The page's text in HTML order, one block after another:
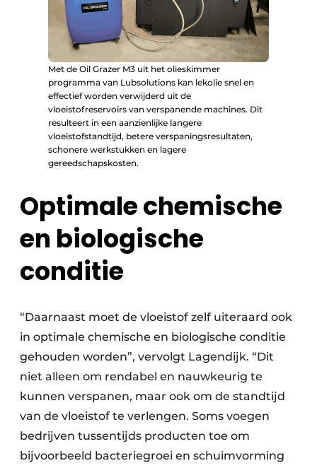
Met de Oil Grazer M3 uit het olieskimmer
programma van Lubsolutions kan lekolie snel en
effectief worden verwijderd uit de
vloeistofreservoirs van verspanende machines. Dit
resulteert in een aanzienlijke langere
vloeistofstandtijd, betere verspaningsresultaten,
schonere werkstukken en lagere
gereedschapskosten.
Optimale chemische
en biologische
conditie
“Daarnaast moet de vloeistof zelf uiteraard ook
in optimale chemische en biologische conditie
gehouden worden”, vervolgt Lagendijk. “Dit
niet alleen om rendabel en nauwkeurig te
kunnen verspanen, maar ook om de standtijd
van de vloeistof te verlengen. Soms voegen
bedrijven tussentijds producten toe om
bijvoorbeeld bacteriegroei en schuimvorming